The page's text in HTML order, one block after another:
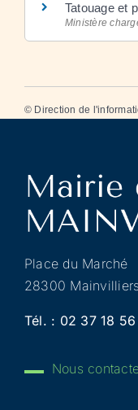
Tatouage et
Ministère
© Direction de
Place du Marché
28300 Mainvilliers
Tél. : 02 37 18
Nous